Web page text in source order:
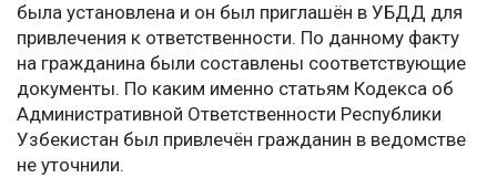
была установлена и он был приглашён в УБДД для
привлечения к ответственности. По данному факту
на гражданина были составлены соответствующие
документы. По каким именно статьям Кодекса об
Административной Ответственности Республики
Узбекистан был привлечён гражданин в ведомстве
не уточнили.